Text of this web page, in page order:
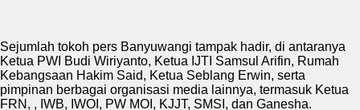
Sejumlah tokoh pers Banyuwangi tampak hadir, di antaranya
Ketua PWI Budi Wiriyanto, Ketua IJTI Samsul Arifin, Rumah
Kebangsaan Hakim Said, Ketua Seblang Erwin, serta
pimpinan berbagai organisasi media lainnya, termasuk Ketua
FRN, , IWB, IWOI, PW MOI, KJJT, SMSI, dan Ganesha.